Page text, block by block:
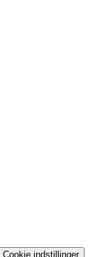
Cookie indstillinger